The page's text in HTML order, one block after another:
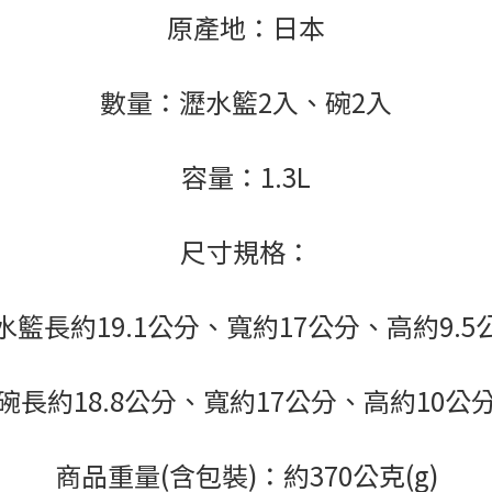
原產地：日本
數量：瀝水籃2入、碗2入
容量：1.3L
尺寸規格：
籃長約19.1公分、寬約17公分、高約9.5
長約18.8公分、寬約17公分、高約10公
商品重量(含包裝)：約370公克(g)